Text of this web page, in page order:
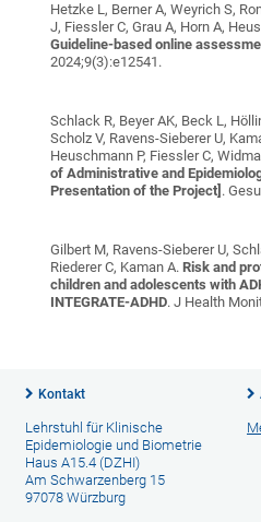
Hetzke L, Berner A, Weyrich S,
J, Fiessler C, Grau A, Horn A,
Guideline-based online
2024;9(3):e12541.
Schlack R, Beyer AK, Beck L,
Scholz V, Ravens-Sieberer U,
Heuschmann P, Fiessler C,
of Administrative and
Presentation of the Project] .
Gilbert M, Ravens-Sieberer U,
Riederer C, Kaman A.Risk and
children and adolescents with
INTEGRATE-ADHD. J Health
Kontakt
Lehrstuhl für Klinische
Epidemiologie und Biometrie
Haus A15.4 (DZHI)
Am Schwarzenberg 15
97078 Würzburg